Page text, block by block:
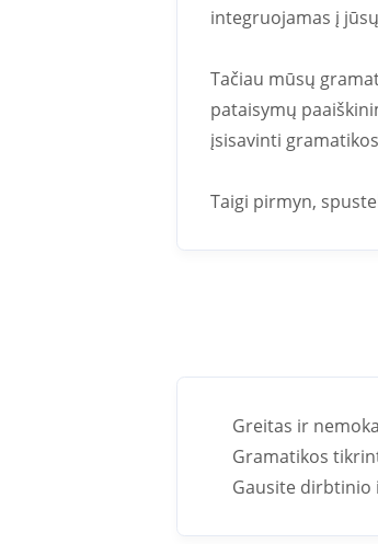
integruojamas į
Tačiau mūsų
pataisymų
įsisavinti
Taigi pirmyn,
Greitas ir
Gramatikos
Gausite dirbtinio